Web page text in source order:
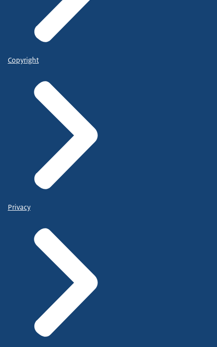
Copyright
Privacy